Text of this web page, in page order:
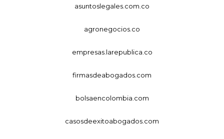
asuntoslegales.com.co
agronegocios.co
empresas.larepublica.co
firmasdeabogados.com
bolsaencolombia.com
casosdeexitoabogados.com